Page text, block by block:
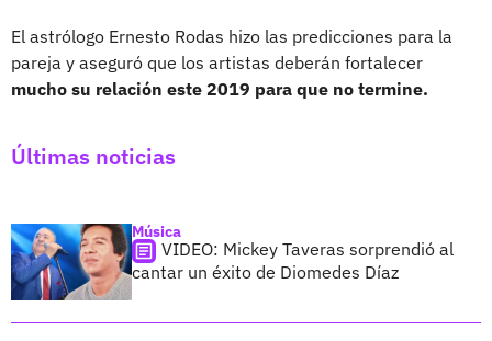
El astrólogo Ernesto Rodas hizo las predicciones para la
pareja y aseguró que los artistas deberán fortalecer
mucho su relación este 2019 para que no termine.
Últimas noticias
Música
VIDEO: Mickey Taveras sorprendió al
cantar un éxito de Diomedes Díaz